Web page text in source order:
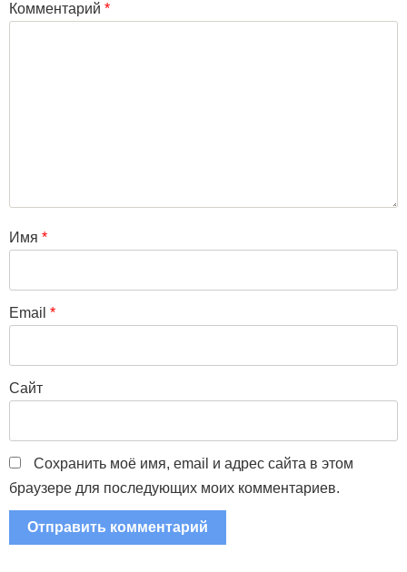
Комментарий *
Имя *
Email *
Сайт
Сохранить моё имя, email и адрес сайта в этом
браузере для последующих моих комментариев.